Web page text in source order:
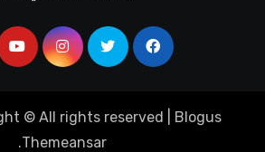
© All rights reserved Blogus
Themeansar
.